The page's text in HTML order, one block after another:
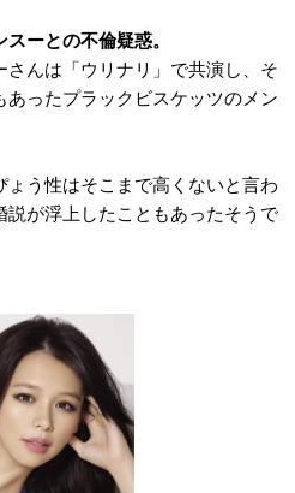
ーとの不倫疑惑。
んは「ウリナリ」で共演し、そ
あったプラックビスケッツのメン
う性はそこまで高くないと言わ
が浮上したこともあったそうで